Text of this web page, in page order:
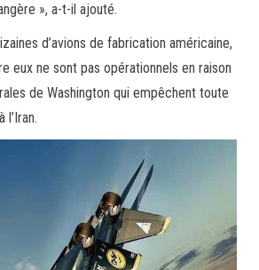
», a-t-il ajouté.
d’avions de fabrication américaine,
eux ne sont pas opérationnels en raison
de Washington qui empêchent toute